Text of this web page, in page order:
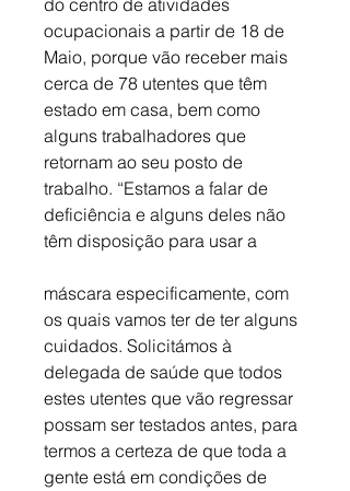
do centro de atividades
ocupacionais a partir de 18 de
Maio, porque vão receber mais
cerca de 78 utentes que têm
estado em casa, bem como
alguns trabalhadores que
retornam ao seu posto de
trabalho. “Estamos a falar de
deficiência e alguns deles não
têm disposição para usar a
máscara especificamente, com
os quais vamos ter de ter alguns
cuidados. Solicitámos à
delegada de saúde que todos
estes utentes que vão regressar
possam ser testados antes, para
termos a certeza de que toda a
gente está em condições de